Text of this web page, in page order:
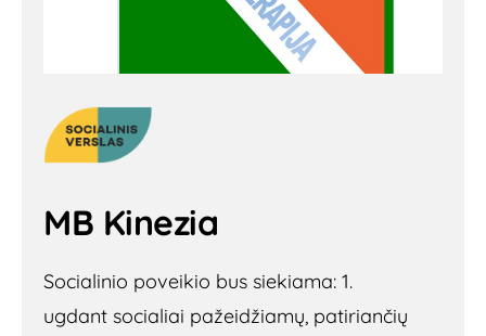
MB Kinezia
Socialinio poveikio bus siekiama: 1.
ugdant socialiai pažeidžiamų, patiriančių